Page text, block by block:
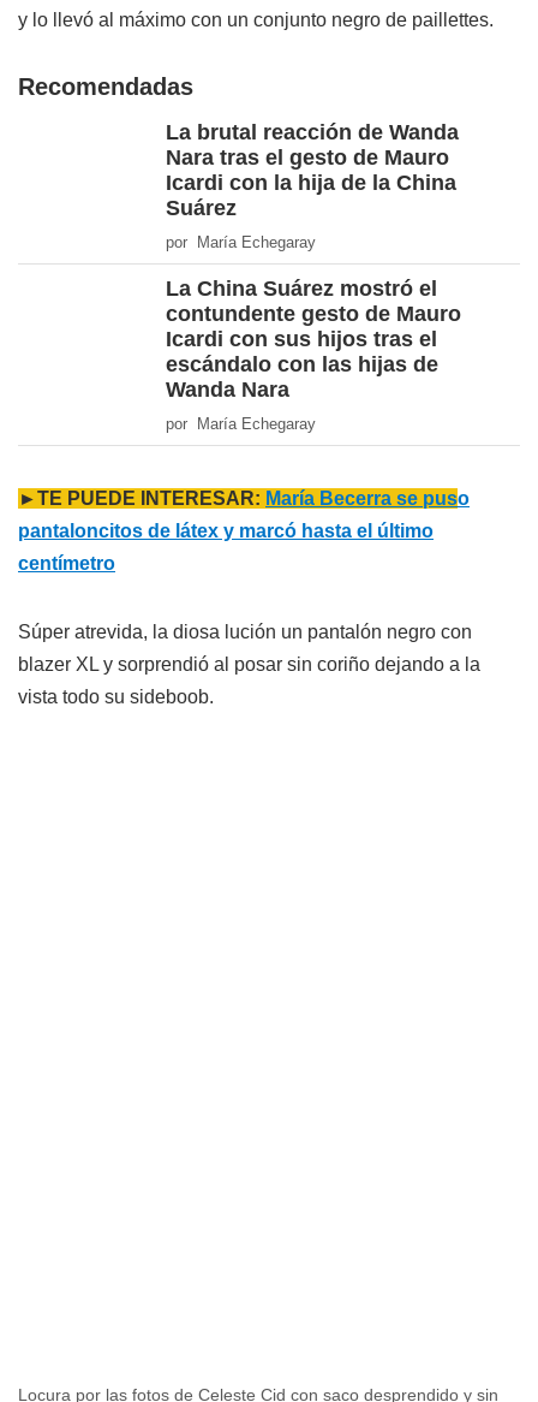
y lo llevó al máximo con un conjunto negro de paillettes.
Recomendadas
La brutal reacción de Wanda
Nara tras el gesto de Mauro
Icardi con la hija de la China
Suárez
por María Echegaray
La China Suárez mostró el
contundente gesto de Mauro
Icardi con sus hijos tras el
escándalo con las hijas de
Wanda Nara
por María Echegaray
►TE PUEDE INTERESAR: María Becerra se puso
pantaloncitos de látex y marcó hasta el último
centímetro
Súper atrevida, la diosa lución un pantalón negro con
blazer XL y sorprendió al posar sin coriño dejando a la
vista todo su sideboob.
Locura por las fotos de Celeste Cid con saco desprendido y sin